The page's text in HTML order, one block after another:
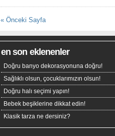
« Önceki Sayfa
en son eklenenler
Doğru banyo dekorasyonuna doğru!
Sağlıklı olsun, çocuklarımızın olsun!
Doğru halı seçimi yapın!
Bebek beşiklerine dikkat edin!
Klasik tarza ne dersiniz?